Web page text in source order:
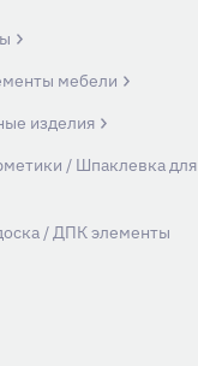
мебели
изделия
/ Шпаклевка для
/ ДПК элементы